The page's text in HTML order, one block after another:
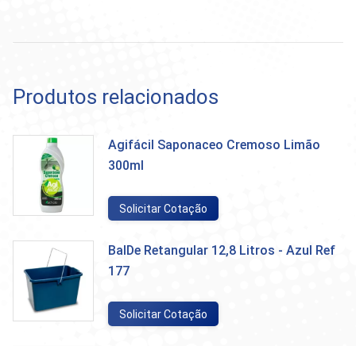
Produtos relacionados
Agifácil Saponaceo Cremoso Limão
300ml
Solicitar Cotação
BalDe Retangular 12,8 Litros - Azul Ref
177
Solicitar Cotação